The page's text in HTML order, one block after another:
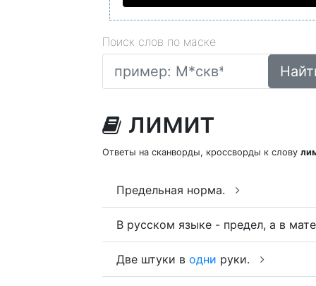
Поиск слов по маске
лимит
Ответы на сканворды, кроссворды к слову
Предельная норма.
В русском языке - предел, а в
Две штуки в одни руки.